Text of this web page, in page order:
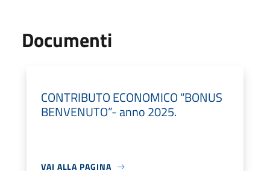
Documenti
CONTRIBUTO ECONOMICO “BONUS
BENVENUTO”- anno 2025.
VAI ALLA PAGINA